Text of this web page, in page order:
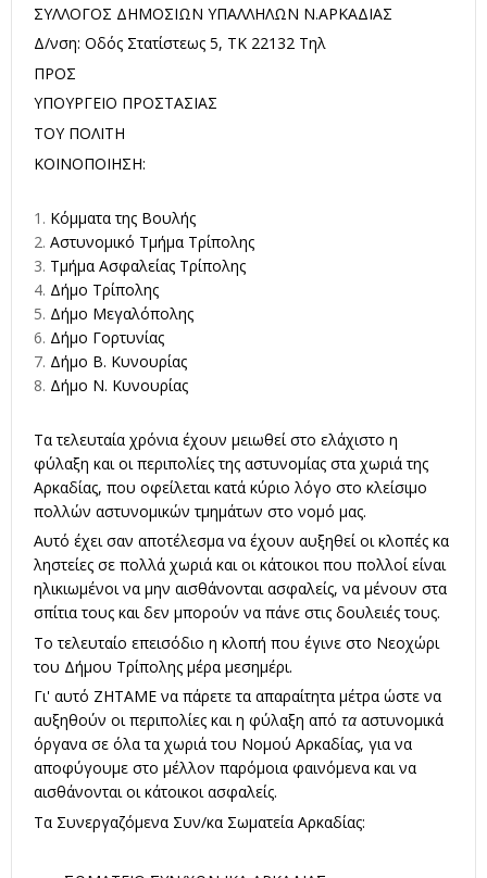
ΣΥΛΛΟΓΟΣ ΔΗΜΟΣΙΩΝ ΥΠΑΛΛΗΛΩΝ Ν.ΑΡΚΑΔΙΑΣ
Δ/νση: Οδός Στατίστεως 5, ΤΚ 22132 Τηλ
ΠΡΟΣ
ΥΠΟΥΡΓΕΙΟ ΠΡΟΣΤΑΣΙΑΣ
ΤΟΥ ΠΟΛΙΤΗ
ΚΟΙΝΟΠΟΙΗΣΗ:
Κόμματα της Βουλής
Αστυνομικό Τμήμα Τρίπολης
Τμήμα Ασφαλείας Τρίπολης
Δήμο Τρίπολης
Δήμο Μεγαλόπολης
Δήμο Γορτυνίας
Δήμο Β. Κυνουρίας
Δήμο Ν. Κυνουρίας
Τα τελευταία χρόνια έχουν μειωθεί στο ελάχιστο η
φύλαξη και οι περιπολίες της αστυνομίας στα χωριά της
Αρκαδίας, που οφείλεται κατά κύριο λόγο στο κλείσιμο
πολλών αστυνομικών τμημάτων στο νομό μας.
Αυτό έχει σαν αποτέλεσμα να έχουν αυξηθεί οι κλοπές κα
ληστείες σε πολλά χωριά και οι κάτοικοι που πολλοί είναι
ηλικιωμένοι να μην αισθάνονται ασφαλείς, να μένουν στα
σπίτια τους και δεν μπορούν να πάνε στις δουλειές τους.
Το τελευταίο επεισόδιο η κλοπή που έγινε στο Νεοχώρι
του Δήμου Τρίπολης μέρα μεσημέρι.
Γι' αυτό ΖΗΤΑΜΕ να πάρετε τα απαραίτητα μέτρα ώστε να
αυξηθούν οι περιπολίες και η φύλαξη από τα αστυνομικά
όργανα σε όλα τα χωριά του Νομού Αρκαδίας, για να
αποφύγουμε στο μέλλον παρόμοια φαινόμενα και να
αισθάνονται οι κάτοικοι ασφαλείς.
Τα Συνεργαζόμενα Συν/κα Σωματεία Αρκαδίας: